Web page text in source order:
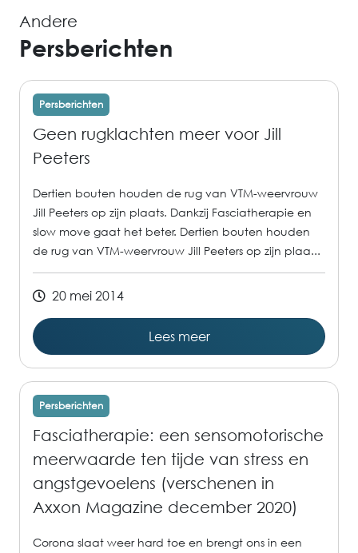
Andere
Persberichten
Persberichten
Geen rugklachten meer voor Jill
Peeters
Dertien bouten houden de rug van VTM-weervrouw
Jill Peeters op zijn plaats. Dankzij Fasciatherapie en
slow move gaat het beter. Dertien bouten houden
de rug van VTM-weervrouw Jill Peeters op zijn plaa...
20 mei 2014
Lees meer
Persberichten
Fasciatherapie: een sensomotorische
meerwaarde ten tijde van stress en
angstgevoelens (verschenen in
Axxon Magazine december 2020)
Corona slaat weer hard toe en brengt ons in een